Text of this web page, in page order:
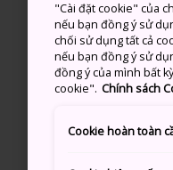
"Cài đặt cookie" của
nếu bạn đồng ý sử
chối sử dụng tất cả
nếu bạn đồng ý sử
đồng ý của mình bất
cookie". Chính sách
Cookie hoàn toàn